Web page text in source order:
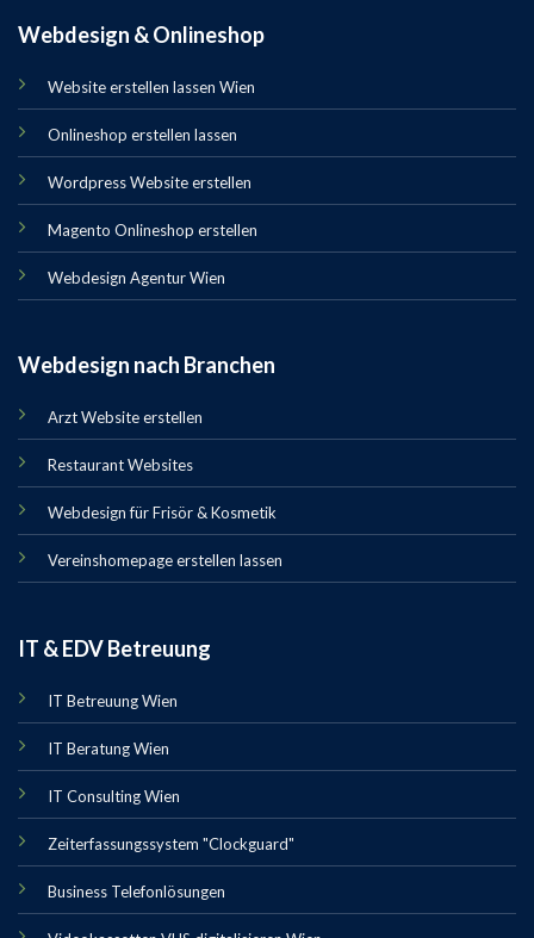
Webdesign & Onlineshop
Website erstellen lassen Wien
Onlineshop erstellen lassen
Wordpress Website erstellen
Magento Onlineshop erstellen
Webdesign Agentur Wien
Webdesign nach Branchen
Arzt Website erstellen
Restaurant Websites
Webdesign für Frisör & Kosmetik
Vereinshomepage erstellen lassen
IT & EDV Betreuung
IT Betreuung Wien
IT Beratung Wien
IT Consulting Wien
Zeiterfassungssystem "Clockguard"
Business Telefonlösungen